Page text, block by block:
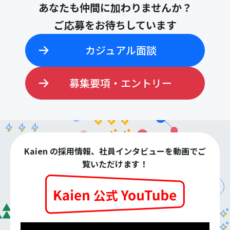
あなたも仲間に加わりませんか？
ご応募をお待ちしています
カジュアル面談
募集要項・エントリー
Kaien の採用情報、社員インタビューを動画でご
覧いただけます！